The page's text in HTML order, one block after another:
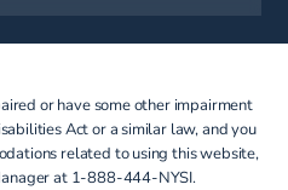
or have some other impairment
Act or a similar law, and you
related to using this website,
at 1-888-444-NYSI.